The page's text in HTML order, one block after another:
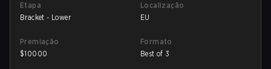
Etapa
Bracket - Lower
Localização
EU
Premiação
$10000
Formato
Best of 3